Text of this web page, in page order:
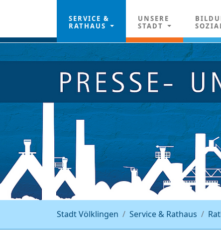
SERVICE &
RATHAUS
UNSERE
STADT
Stadt Völklingen Service & Rathaus